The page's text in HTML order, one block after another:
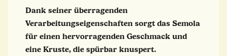
Dank seiner überragenden
Verarbeitungseigenschaften sorgt das Semola
für einen hervorragenden Geschmack und
eine Kruste, die spürbar knuspert.